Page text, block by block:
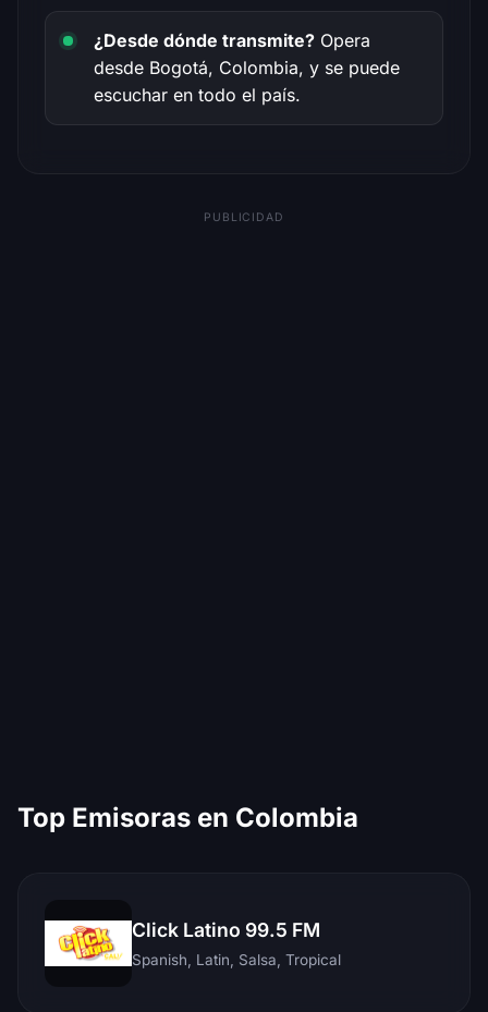
¿Desde dónde transmite? Opera
desde Bogotá, Colombia, y se puede
escuchar en todo el país.
PUBLICIDAD
Top Emisoras en Colombia
Click Latino 99.5 FM
Spanish, Latin, Salsa, Tropical